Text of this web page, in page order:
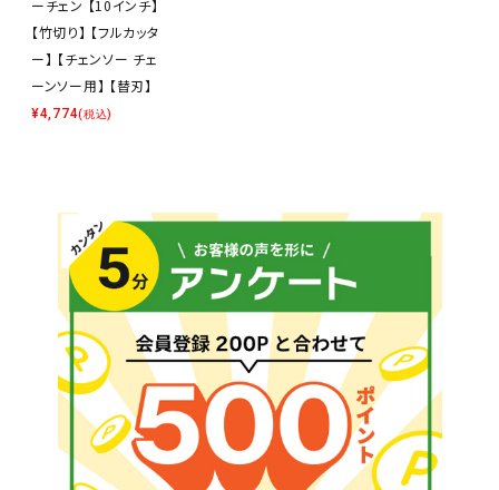
ーチェン 【10インチ】
【竹切り】 【フルカッタ
ー】 【チェンソー チェ
ーンソー用】 【替刃】
¥4,774(税込)